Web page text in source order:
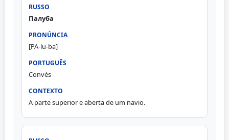
Палуба
[PA-lu-ba]
Convés
A parte superior e aberta de um navio.